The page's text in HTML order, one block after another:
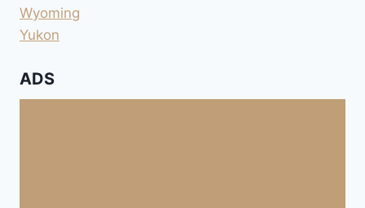
Wyoming
Yukon
ADS